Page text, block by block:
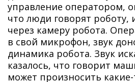
управление оператором,
что люди говорят роботу,
через камеру робота.
в свой микрофон, звук
динамика робота. Звук
казалось, что говорит
может произносить